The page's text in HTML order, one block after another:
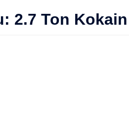
2.7 Ton